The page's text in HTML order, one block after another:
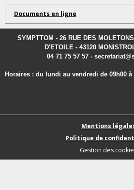
Documents en ligne
SYMPTTOM - 26 RUE DES
D'ETOILE - 43120
04 71 75 57 57 -
Horaires : du lundi au vendredi de 09h00 à
Mentions
Politique de
Gestion des